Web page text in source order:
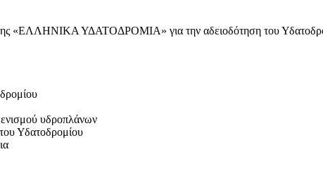
της «ΕΛΛΗΝΙΚΑ ΥΔΑΤΟΔΡΟΜΙΑ» για την αδειοδότηση του
υδροπλάνων
Υδατοδρομίου